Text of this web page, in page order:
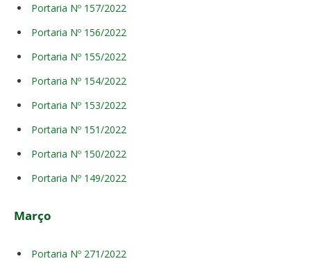
Portaria Nº 157/2022
Portaria Nº 156/2022
Portaria Nº 155/2022
Portaria Nº 154/2022
Portaria Nº 153/2022
Portaria Nº 151/2022
Portaria Nº 150/2022
Portaria Nº 149/2022
Março
Portaria Nº 271/2022